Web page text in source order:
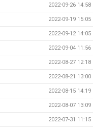
2022-09-26 14:58
2022-09-19 15:05
2022-09-12 14:05
2022-09-04 11:56
2022-08-27 12:18
2022-08-21 13:00
2022-08-15 14:19
2022-08-07 13:09
2022-07-31 11:15